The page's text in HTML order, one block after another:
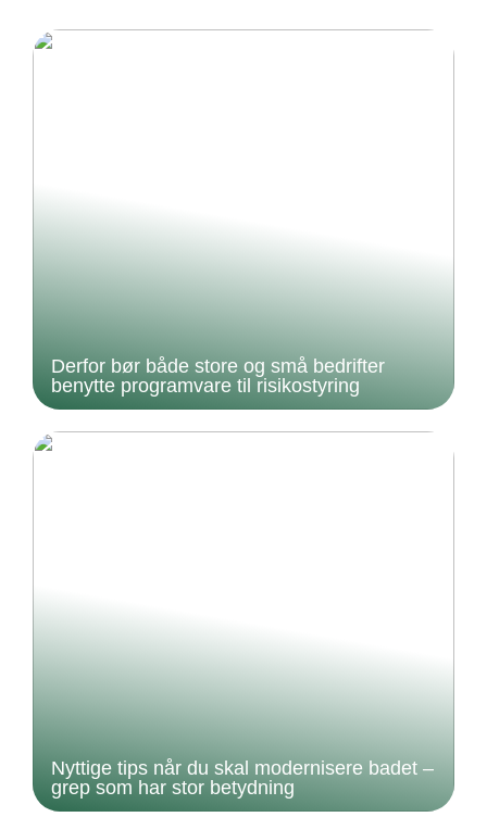
Derfor bør både store og små bedrifter
benytte programvare til risikostyring
Nyttige tips når du skal modernisere badet –
grep som har stor betydning